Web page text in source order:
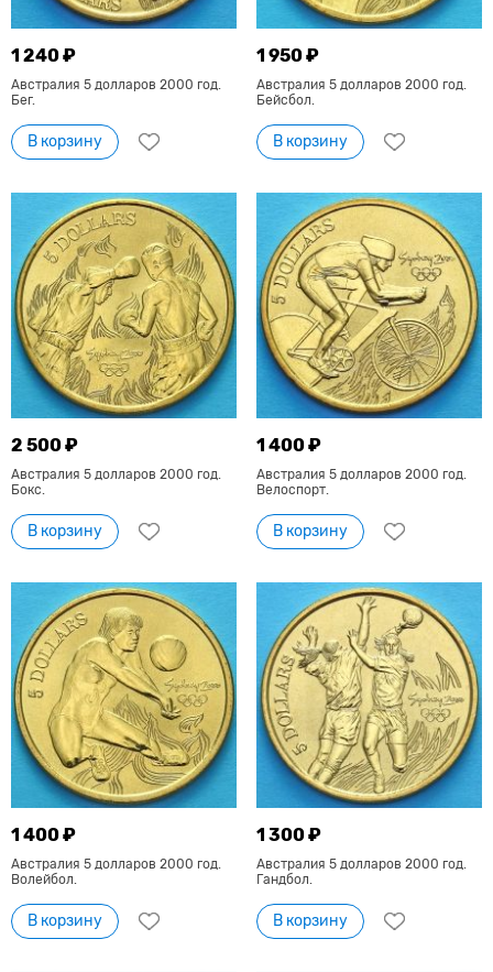
1 240 ₽
Австралия 5 долларов 2000 год.
Бег.
В корзину
1 950 ₽
Австралия 5 долларов 2000 год.
Бейсбол.
В корзину
2 500 ₽
Австралия 5 долларов 2000 год.
Бокс.
В корзину
1 400 ₽
Австралия 5 долларов 2000 год.
Велоспорт.
В корзину
1 400 ₽
Австралия 5 долларов 2000 год.
Волейбол.
В корзину
1 300 ₽
Австралия 5 долларов 2000 год.
Гандбол.
В корзину